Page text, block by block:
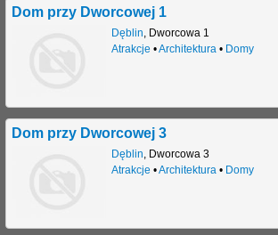
Dom przy Dworcowej 1
Dęblin Dworcowa 1
Atrakcje •Architektura • Domy
Dom przy Dworcowej 3
Dęblin Dworcowa 3
Atrakcje •Architektura • Domy